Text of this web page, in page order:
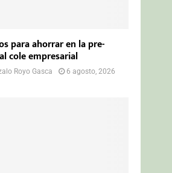
para ahorrar en la pre-
cole empresarial
Royo Gasca
6 agosto, 2026